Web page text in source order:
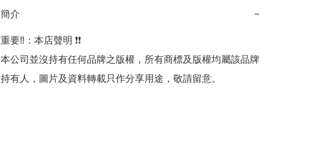
簡介 −
重要‼️：本店聲明 ❗️❗️
本公司並沒持有任何品牌之版權，所有商標及版權均屬該品牌
持有人，圖片及資料轉載只作分享用途，敬請留意。